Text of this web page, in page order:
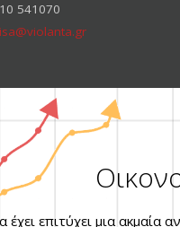
541070
έχει επιτύχει μια